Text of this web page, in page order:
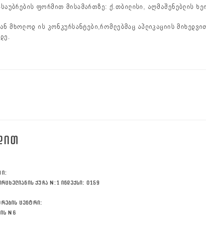
ფორმით მისამართზე: ქ.თბილისი, აღმაშენებლის
მხოლოდ ის კონკურსანტები,რომლებმაც აპლიკაციის
ᲥᲣᲩᲐ N:1 ᲘᲜᲓᲔᲥᲡᲘ: 0159
ᲪᲔᲜᲢᲠᲘ:
N6